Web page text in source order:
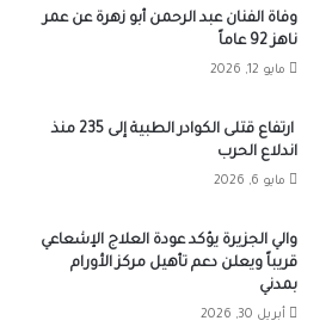
وفاة الفنان عبد الرحمن أبو زهرة عن عمر
ناهز 92 عاماً
مايو 12, 2026
ارتفاع قتلى الكوادر الطبية إلى 235 منذ
اندلاع الحرب
مايو 6, 2026
والي الجزيرة يؤكد عودة العلاج الإشعاعي
قريباً ويعلن دعم تأهيل مركز الأورام
بمدني
أبريل 30, 2026